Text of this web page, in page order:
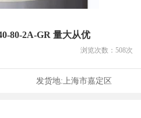
80-2A-GR 量大从优
浏览次数： 508次
发货地: 上海市嘉定区